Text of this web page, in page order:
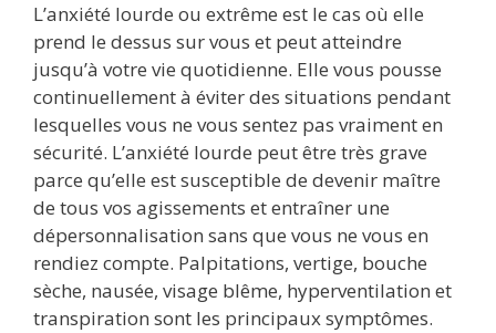
L’anxiété lourde ou extrême est le cas où elle
prend le dessus sur vous et peut atteindre
jusqu’à votre vie quotidienne. Elle vous pousse
continuellement à éviter des situations pendant
lesquelles vous ne vous sentez pas vraiment en
sécurité. L’anxiété lourde peut être très grave
parce qu’elle est susceptible de devenir maître
de tous vos agissements et entraîner une
dépersonnalisation sans que vous ne vous en
rendiez compte. Palpitations, vertige, bouche
sèche, nausée, visage blême, hyperventilation et
transpiration sont les principaux symptômes.